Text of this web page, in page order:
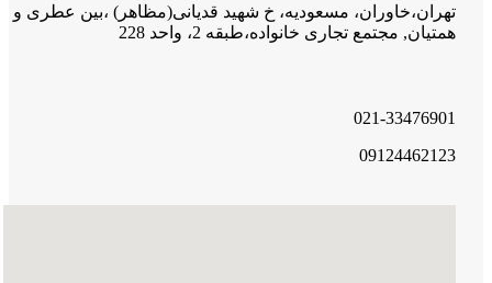
تهران،خاوران، مسعودیه، خ شهید قدیانی(مظاهر) ،بین عطری و
همتیان, مجتمع تجاری خانواده،طبقه 2، واحد 228
021-33476901
09124462123